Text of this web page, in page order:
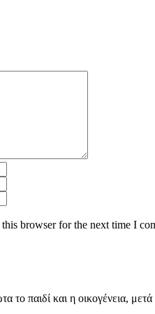
browser for the next time I
το παιδί και η οικογένεια,